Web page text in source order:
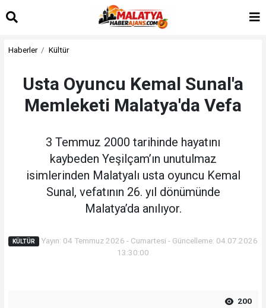
Haberler Kültür
Usta Oyuncu Kemal Sunal'a
Memleketi Malatya'da Vefa
3 Temmuz 2000 tarihinde hayatını
kaybeden Yeşilçam’ın unutulmaz
isimlerinden Malatyalı usta oyuncu Kemal
Sunal, vefatının 26. yıl dönümünde
Malatya’da anılıyor.
KÜLTÜR
Yayın: 04 Temmuz 2026 - Cumartesi - Güncelleme: 04.07.2026
13:30:00
200